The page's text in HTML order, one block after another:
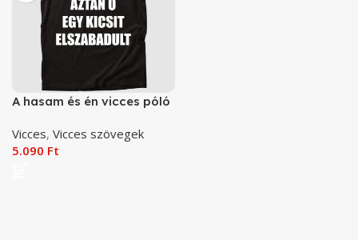
A hasam és én vicces póló
Vicces, Vicces szövegek
5.090 Ft